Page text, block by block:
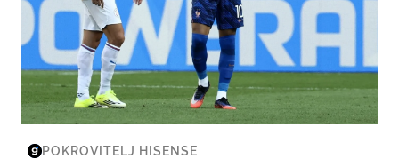
POKROVITELJ HISENSE